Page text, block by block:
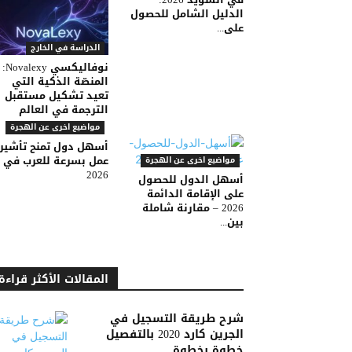
الدراسة في الخارج
نوفاليكسي Novalexy:
المنصّة الذكية التي
تعيد تشكيل مستقبل
الترجمة في العالم
الدليل الشامل للحصول
على...
مواضيع اخرى عن الهجرة
أسهل دول تمنح
عمل بسرعة للعرب في
2026
مواضيع اخرى عن الهجرة
أسهل الدول للحصول
على الإقامة الدائمة
2026 – مقارنة شاملة
بين...
المقالات الأكثر
شرح طريقة التسجيل في
الجرين كارد 2020 بالتفصيل